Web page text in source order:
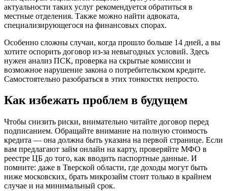
актуальности таких услуг рекомендуется обратиться в
местные отделения. Также можно найти адвоката,
специализирующегося на финансовых спорах.
Особенно сложны случаи, когда прошло больше 14 дней, а вы
хотите оспорить договор из-за невыгодных условий. Здесь
нужен анализ ПСК, проверка на скрытые комиссии и
возможное нарушение закона о потребительском кредите.
Самостоятельно разобраться в этих тонкостях непросто.
Как избежать проблем в будущем
Чтобы снизить риски, внимательно читайте договор перед
подписанием. Обращайте внимание на полную стоимость
кредита — она должна быть указана на первой странице. Если
вам предлагают займ онлайн на карту, проверяйте МФО в
реестре ЦБ до того, как вводить паспортные данные. И
помните: даже в Тверской области, где доходы могут быть
ниже московских, брать микрозайм стоит только в крайнем
случае и на минимальный срок.